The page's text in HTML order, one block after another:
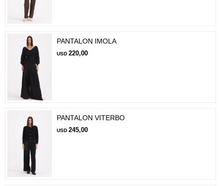
PANTALON IMOLA
USD 220,00
PANTALON VITERBO
USD 245,00